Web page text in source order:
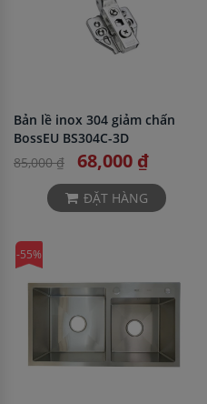
Bản lề inox 304 giảm chấn
BossEU BS304C-3D
85,000 ₫
68,000 ₫
ĐẶT HÀNG
-55%